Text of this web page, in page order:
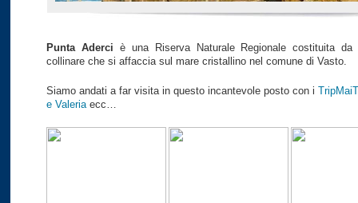
Punta Aderci è una Riserva Naturale Regionale costituita da
collinare che si affaccia sul mare cristallino nel comune di Vasto.
Siamo andati a far visita in questo incantevole posto con i
e Valeriaecc…